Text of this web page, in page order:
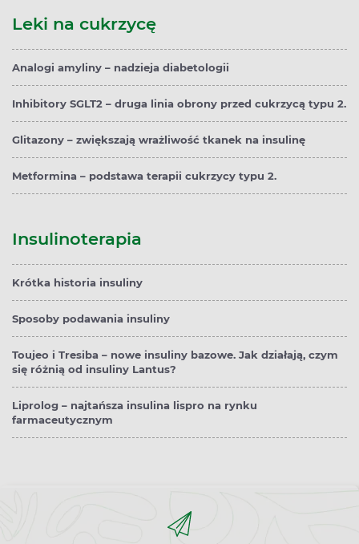
Leki na cukrzycę
Analogi amyliny – nadzieja diabetologii
Inhibitory SGLT2 – druga linia obrony przed cukrzycą typu 2.
Glitazony – zwiększają wrażliwość tkanek na insulinę
Metformina – podstawa terapii cukrzycy typu 2.
Insulinoterapia
Krótka historia insuliny
Sposoby podawania insuliny
Toujeo i Tresiba – nowe insuliny bazowe. Jak działają, czym
się różnią od insuliny Lantus?
Liprolog – najtańsza insulina lispro na rynku
farmaceutycznym